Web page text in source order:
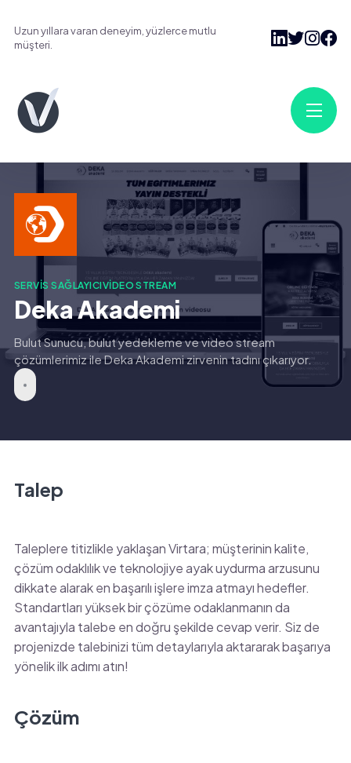
Uzun yıllara varan deneyim, yüzlerce mutlu
müşteri.
SERVIS SAĞLAYICIVIDEO STREAM
Deka Akademi
Bulut Sunucu, bulut yedekleme ve video stream
çözümlerimiz ile Deka Akademi zirvenin tadını çıkarıyor.
Talep
Taleplere titizlikle yaklaşan Virtara; müşterinin kalite,
çözüm odaklılık ve teknolojiye ayak uydurma arzusunu
dikkate alarak en başarılı işlere imza atmayı hedefler.
Standartları yüksek bir çözüme odaklanmanın da
avantajıyla talebe en doğru şekilde cevap verir. Siz de
projenizde talebinizi tüm detaylarıyla aktararak başarıya
yönelik ilk adımı atın!
Çözüm